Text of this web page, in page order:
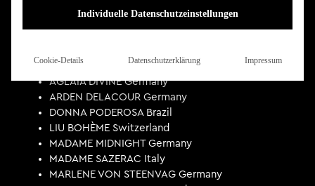
AGLAIA DIVINE Germany
ARDEN DELACOUR Germany
DONNA PODEROSA Brazil
LIU BOHÈME Switzerland
MADAME MIDNIGHT Germany
MADAME SAZERAC Italy
MARLENE VON STEENVAG Germany
Individuelle Datenschutzeinstellungen
Cookie-Details Datenschutzerklärung Impressum